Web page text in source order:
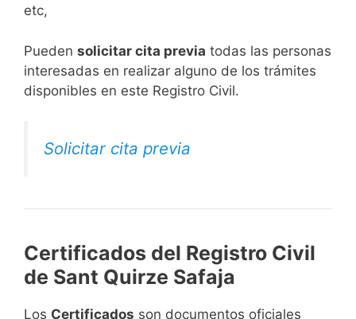
etc,
​Pueden solicitar cita previa todas las personas
interesadas en realizar alguno de los trámites
disponibles en este Registro Civil.​
Solicitar cita previa
Certificados del Registro Civil
de Sant Quirze Safaja
Los Certificados son documentos oficiales